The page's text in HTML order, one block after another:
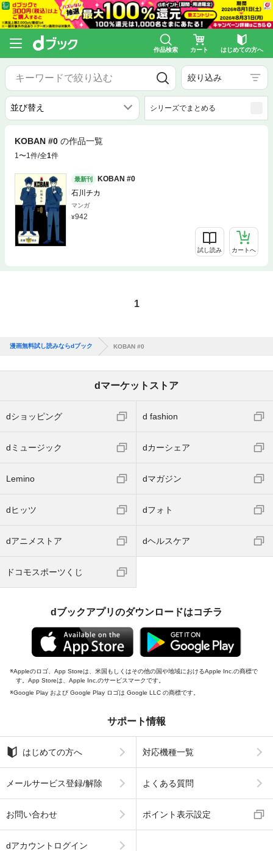
作品検索 カート はじめての方へ
絞り込み
シリーズでまとめる
KOBAN #0 の作品一覧
1〜1件/全1件
最新刊
KOBAN #0
石川チカ
マンガ
942
試し読み カートへ
1
漫画無料試し読みならdブック KOBAN #0
dマーケットストア
dショッピング d fashion
dミュージック dカーシェア
Lemino dマガジン
dヒッツ dフォト
dアニメストア dヘルスケア
ドコモスポーツくじ
dブックアプリのダウンロードはコチラ
Appleのロゴ、App Storeは、米国もしくはその他の国や地域におけるApple Inc.の商標で
す。App Storeは、Apple Inc.のサービスマークです。
Google Play および Google Play ロゴは Google LLC の商標です。
サポート情報
はじめての方へ 対応機種一覧
メールサービス登録/解除 よくある質問
お問い合わせ ポイント表示設定
dアカウントログイン